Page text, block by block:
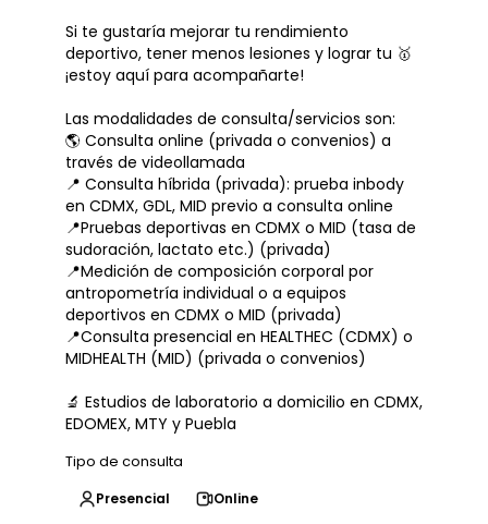
Si te gustaría mejorar tu rendimiento
deportivo, tener menos lesiones y lograr tu 🥇
¡estoy aquí para acompañarte!
Las modalidades de consulta/servicios son:
🌎 Consulta online (privada o convenios) a
través de videollamada
📍 Consulta híbrida (privada): prueba inbody
en CDMX, GDL, MID previo a consulta online
📍Pruebas deportivas en CDMX o MID (tasa de
sudoración, lactato etc.) (privada)
📍Medición de composición corporal por
antropometría individual o a equipos
deportivos en CDMX o MID (privada)
📍Consulta presencial en HEALTHEC (CDMX) o
MIDHEALTH (MID) (privada o convenios)
🔬 Estudios de laboratorio a domicilio en CDMX,
EDOMEX, MTY y Puebla
Tipo de consulta
Presencial
Online